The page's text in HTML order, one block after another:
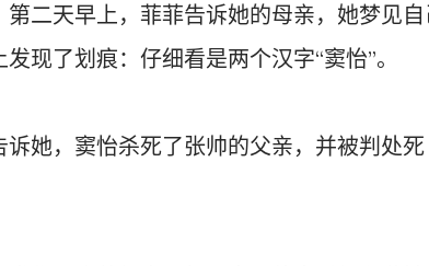
二天早上，菲菲告诉她的母亲，她梦见
现了划痕：仔细看是两个汉字“窦怡”。
她，窦怡杀死了张帅的父亲，并被判处死